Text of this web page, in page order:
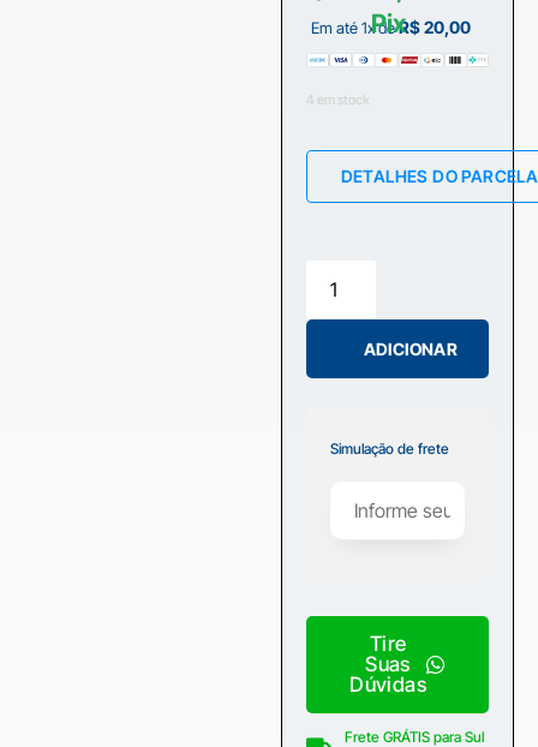
Em até 1x deR$20,00
Pix
4 em stock
DETALHES DO
ADICIONAR
Simulação de frete
Tire
Suas
Dúvidas
Frete GRÁTIS para Sul